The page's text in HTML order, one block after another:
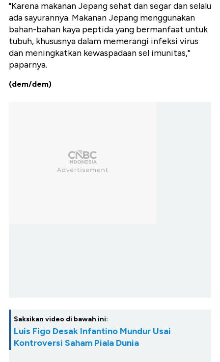
"Karena makanan Jepang sehat dan segar dan selalu
ada sayurannya. Makanan Jepang menggunakan
bahan-bahan kaya peptida yang bermanfaat untuk
tubuh, khususnya dalam memerangi infeksi virus
dan meningkatkan kewaspadaan sel imunitas,"
paparnya.
(dem/dem)
Saksikan video di bawah ini:
Luis Figo Desak Infantino Mundur Usai
Kontroversi Saham Piala Dunia